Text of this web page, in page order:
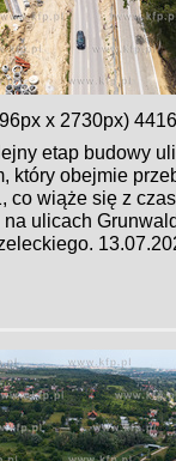
x 2730px)
etap budowy
który obejmie
co wiąże się z
ulicach